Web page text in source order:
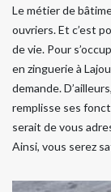
Le métier de
ouvriers. Et c’est
de vie. Pour
en zinguerie à
demande.
remplisse ses
serait de vous
Ainsi, vous serez